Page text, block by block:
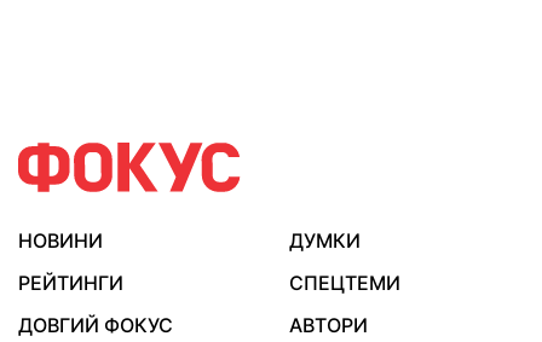
НОВИНИ
ДУМКИ
РЕЙТИНГИ
СПЕЦТЕМИ
ДОВГИЙ ФОКУС
АВТОРИ